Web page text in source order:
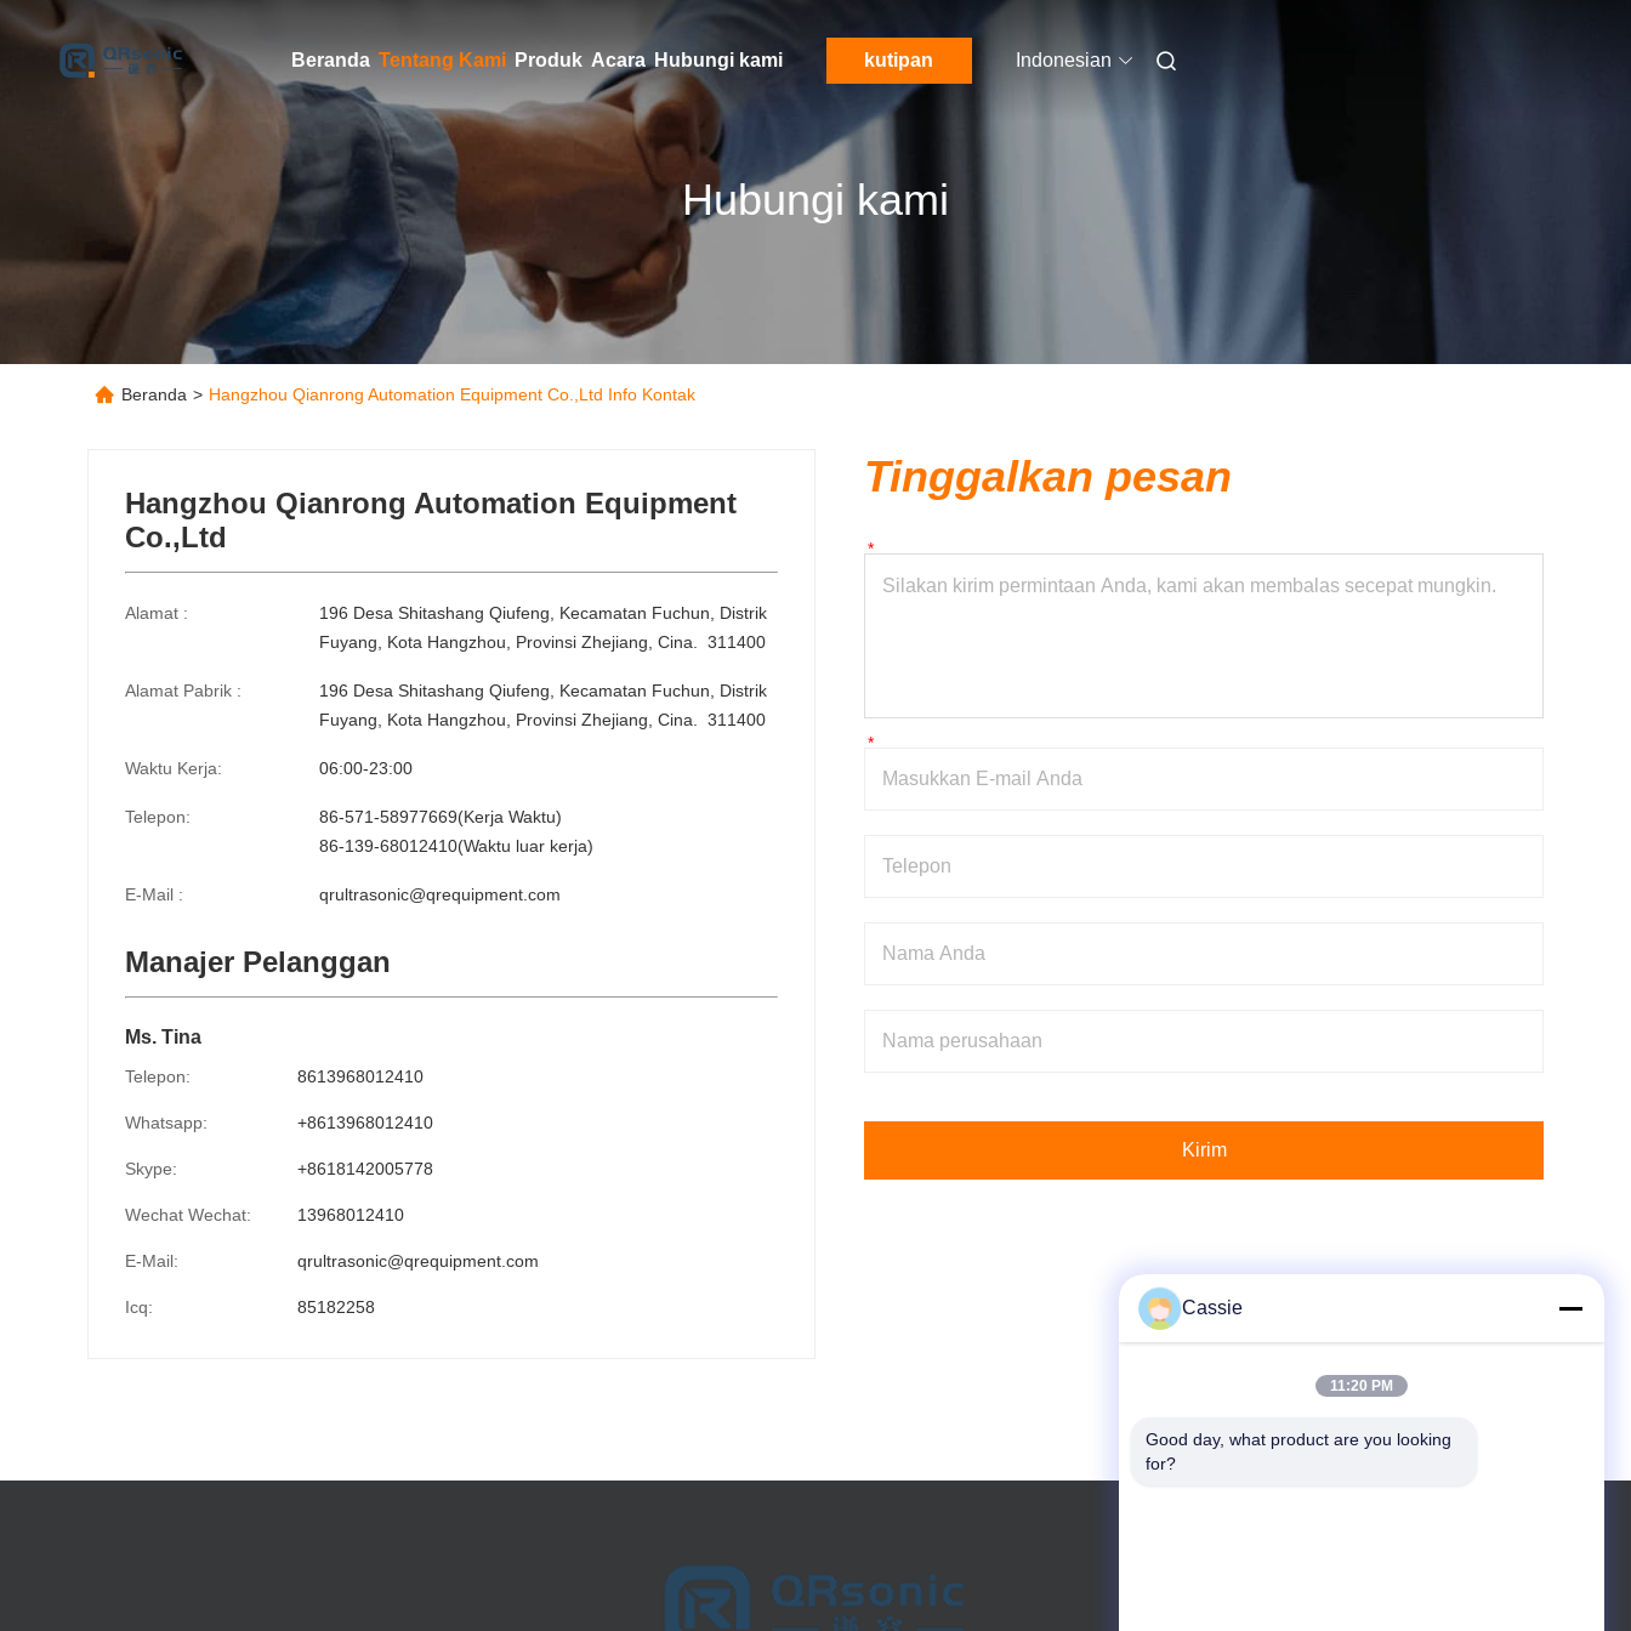
Beranda Tentang Kami Produk Acara Hubungi kami kutipan Indonesian
Hubungi kami
Beranda > Hangzhou Qianrong Automation Equipment Co.,Ltd Info Kontak
Hangzhou Qianrong Automation Equipment
Co.,Ltd
Alamat :
196 Desa Shitashang Qiufeng, Kecamatan Fuchun, Distrik
Fuyang, Kota Hangzhou, Provinsi Zhejiang, Cina.  311400
Alamat Pabrik :
196 Desa Shitashang Qiufeng, Kecamatan Fuchun, Distrik
Fuyang, Kota Hangzhou, Provinsi Zhejiang, Cina.  311400
Waktu Kerja: 06:00-23:00
Telepon:
86-571-58977669(Kerja Waktu)
86-139-68012410(Waktu luar kerja)
E-Mail : qrultrasonic@qrequipment.com
Manajer Pelanggan
Ms. Tina
Telepon: 8613968012410
Whatsapp: +8613968012410
Skype: +8618142005778
Wechat Wechat: 13968012410
E-Mail: qrultrasonic@qrequipment.com
Icq: 85182258
Tinggalkan pesan
Kirim
Cassie
11:20 PM
Good day, what product are you looking
for?